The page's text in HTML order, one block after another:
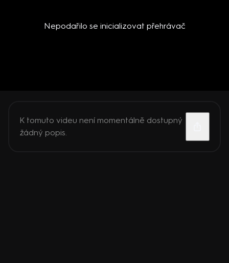
Nepodařilo se inicializovat přehrávač
K tomuto videu není momentálně dostupný
žádný popis.